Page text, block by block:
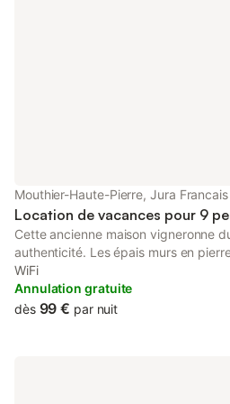
Mouthier-Haute-Pierre, Jura Francais
Location de vacances pour 9
Cette ancienne maison vigneronne
authenticité. Les épais murs en
les chambres spacieuses vous
reposantes ; les petits déjeuners
des journées aventurières. La
WiFi
Annulation gratuite
dès 99 € par nuit